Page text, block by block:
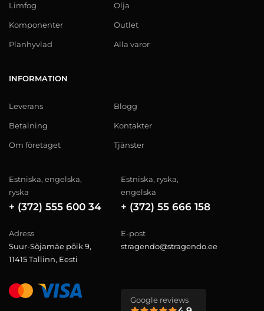
Limfog
Komponenter
Planhyvlad
Olja
Outlet
Alla varor
INFORMATION
Leverans
Betalning
Om företaget
Blogg
Kontakter
Tjänster
Estniska, engelska,
ryska
+ (372) 555 600 34
Estniska, ryska,
engelska
+ (372) 55 666 158
Adress
Suur-Sõjamäe põik 9,
11415 Tallinn, Eesti
E-post
stragendo@stragendo.ee
Google reviews